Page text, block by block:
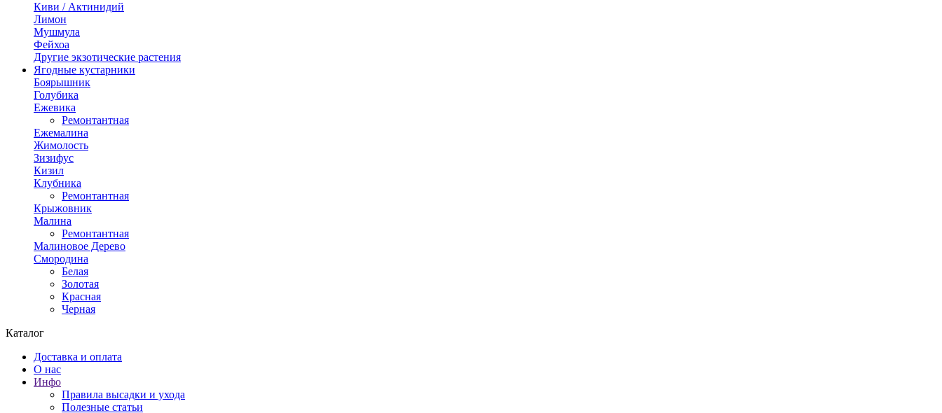
Киви / Актинидий
Лимон
Мушмула
Фейхоа
Другие экзотические растения
Ягодные кустарники
Боярышник
Голубика
Ежевика
Ремонтантная
Ежемалина
Жимолость
Зизифус
Кизил
Клубника
Ремонтантная
Крыжовник
Малина
Ремонтантная
Малиновое Дерево
Смородина
Белая
Золотая
Красная
Черная
Каталог
Доставка и оплата
О нас
Инфо
Правила высадки и ухода
Полезные статьи